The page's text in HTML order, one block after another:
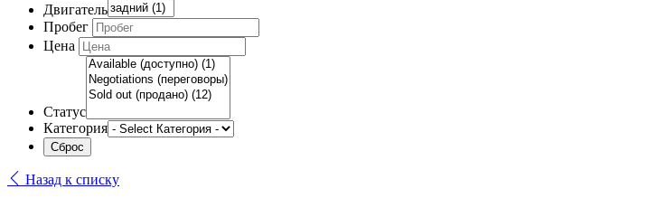
Двигатель
Пробег
Цена
Статус
Категория
Назад к списку